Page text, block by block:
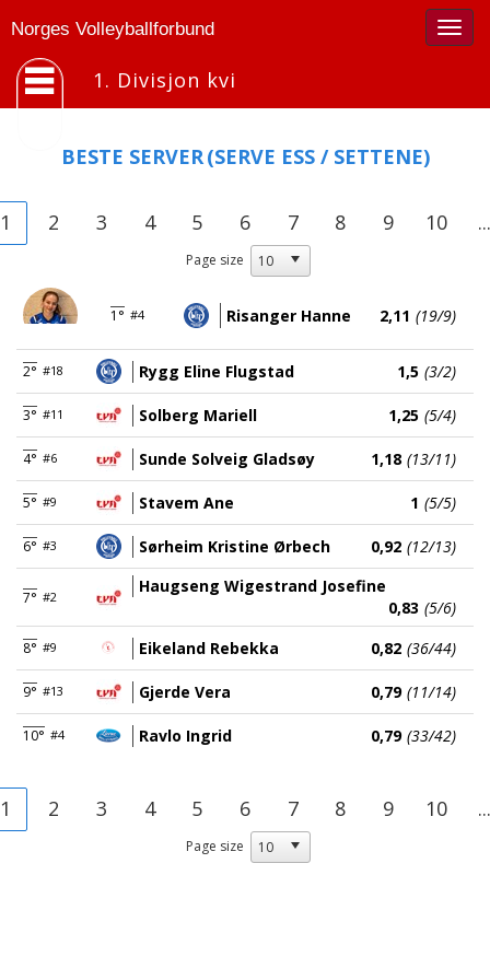
Norges Volleyballforbund
1. Divisjon kvi
BESTE SERVER(SERVE ESS / SETTENE)
1 2 3 4 5 6 7 8 9 10 ...
Page size
1° #4 Risanger Hanne 2,11 (19/9)
2° #18 Rygg Eline Flugstad 1,5 (3/2)
3° #11 Solberg Mariell 1,25 (5/4)
4° #6 Sunde Solveig Gladsøy 1,18 (13/11)
5° #9 Stavem Ane 1 (5/5)
6° #3 Sørheim Kristine Ørbech 0,92 (12/13)
7° #2
Haugseng Wigestrand Josefine
0,83 (5/6)
8° #9 Eikeland Rebekka 0,82 (36/44)
9° #13 Gjerde Vera 0,79 (11/14)
10° #4 Ravlo Ingrid 0,79 (33/42)
1 2 3 4 5 6 7 8 9 10 ...
Page size